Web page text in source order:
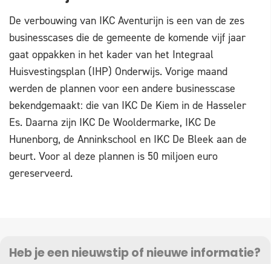
De verbouwing van IKC Aventurijn is een van de zes
businesscases die de gemeente de komende vijf jaar
gaat oppakken in het kader van het Integraal
Huisvestingsplan (IHP) Onderwijs. Vorige maand
werden de plannen voor een andere businesscase
bekendgemaakt: die van IKC De Kiem in de Hasseler
Es. Daarna zijn IKC De Wooldermarke, IKC De
Hunenborg, de Anninkschool en IKC De Bleek aan de
beurt. Voor al deze plannen is 50 miljoen euro
gereserveerd.
Heb je een nieuwstip of nieuwe informatie?